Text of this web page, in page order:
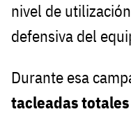
nivel de
defensiva del
Durante esa
tacleadas totales